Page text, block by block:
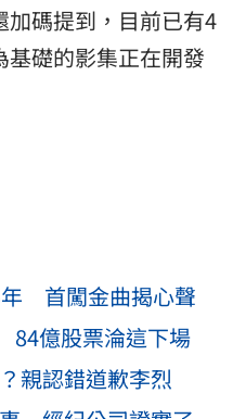
碼提到，目前已有4
礎的影集正在開發
年 首闖金曲揭心聲
84億股票淪這下場
親認錯道歉李烈